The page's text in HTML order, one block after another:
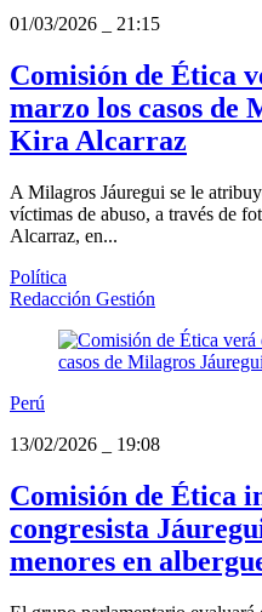
01/03/2026
21:15
Comisión de Ética
marzo los casos de
Kira Alcarraz
A Milagros Jáuregui se le
víctimas de abuso, a través de
Alcarraz, en...
Política
Redacción Gestión
Perú
13/02/2026
19:08
Comisión de Ética
congresista
menores en